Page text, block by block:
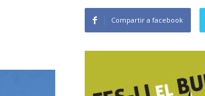
Compartir a facebook